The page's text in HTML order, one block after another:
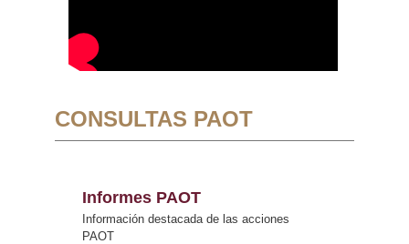
CONSULTAS PAOT
Informes PAOT
Información destacada de las acciones
PAOT